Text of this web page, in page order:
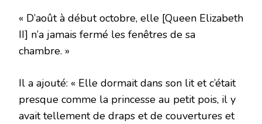
« D’août à début octobre, elle [Queen Elizabeth
II] n’a jamais fermé les fenêtres de sa
chambre. »
Il a ajouté: « Elle dormait dans son lit et c’était
presque comme la princesse au petit pois, il y
avait tellement de draps et de couvertures et